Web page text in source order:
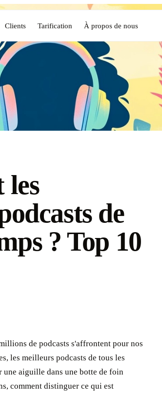
Clients Tarification À propos de nous
les
de
? Top 10
de podcasts s'affrontent pour nos
les meilleurs podcasts de tous les
une aiguille dans une botte de foin
comment distinguer ce qui est